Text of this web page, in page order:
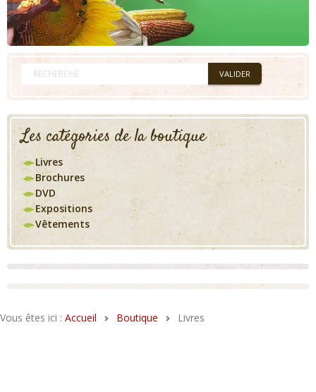
Les catégories de la boutique
Livres
Brochures
DVD
Expositions
Vêtements
Vous êtes ici : Accueil Boutique Livres